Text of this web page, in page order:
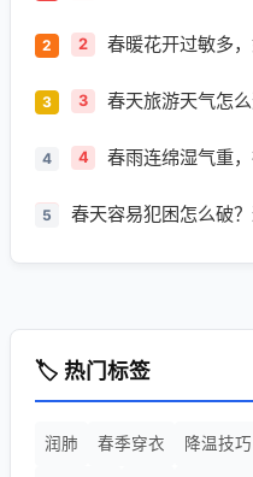
2 春暖花开过敏多
3 春天旅游天气怎
4 春雨连绵湿气重
5 春天容易犯困怎么破
🏷️ 热门标签
润肺 春季穿衣 降温技巧